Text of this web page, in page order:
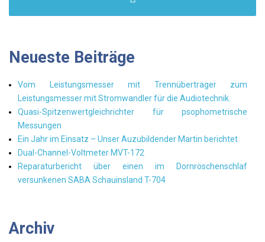
Neueste Beiträge
Vom Leistungsmesser mit Trennübertrager zum
Leistungsmesser mit Stromwandler für die Audiotechnik.
Quasi-Spitzenwertgleichrichter für psophometrische
Messungen
Ein Jahr im Einsatz – Unser Auzubildender Martin berichtet
Dual-Channel-Voltmeter MVT-172
Reparaturbericht über einen im Dornröschenschlaf
versunkenen SABA Schauinsland T-704
Archiv